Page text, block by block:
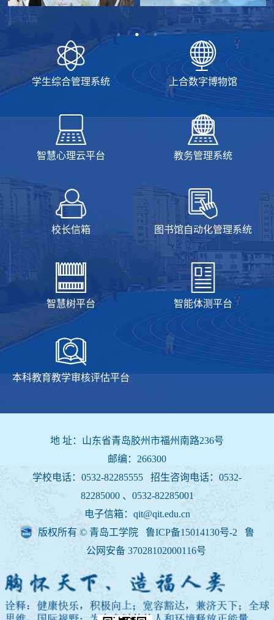
学生综合管理系统 上合数字博物馆
智慧心理云平台 教务管理系统
校长信箱 图书馆自动化管理系统
智慧树平台 智能体测平台
本科教育教学审核评估平台
地 址：山东省青岛胶州市福州南路236号
邮编：266300
学校电话：0532-82285555 招生咨询电话： 0532-
82285000 、0532-82285001
电子信箱：qit@qit.edu.cn
版权所有 © 青岛工学院 鲁ICP备15014130号-2
鲁
公网安备 37028102000116号